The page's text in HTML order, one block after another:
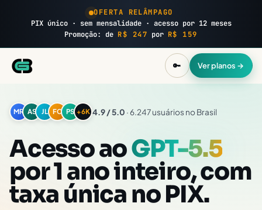
OFERTA RELÂMPAGO
PIX único · sem mensalidade · acesso por 12 meses
Promoção: de R$ 247 por R$ 159
🔑 Ver planos →
MR AS JL FC PS +6K 4.9 / 5.0 · 6.247 usuários no Brasil
Acesso aoGPT-5.5
por 1 ano inteiro, com
taxa única no PIX.